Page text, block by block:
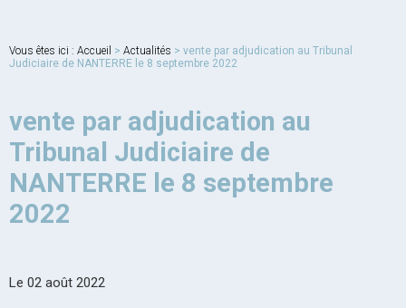
Vous êtes ici : Accueil > Actualités > vente par adjudication au Tribunal
Judiciaire de NANTERRE le 8 septembre 2022
vente par adjudication au
Tribunal Judiciaire de
NANTERRE le 8 septembre
2022
Le 02 août 2022